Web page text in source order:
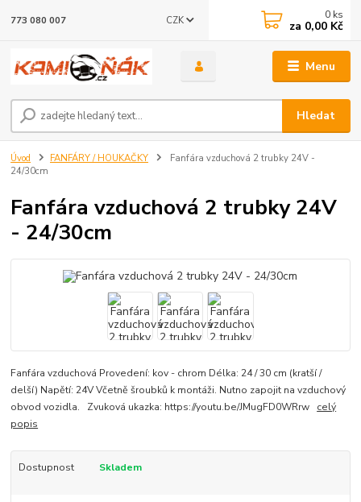
Menu
CZK
Hledat
773 080 007 0 ks
za 0,00 Kč
Úvod FANFÁRY / HOUKAČKY
Fanfára vzduchová 2 trubky 24V -
24/30cm
Fanfára vzduchová 2 trubky 24V
- 24/30cm
Fanfára vzduchová Provedení: kov - chrom Délka: 24 / 30 cm (kratší /
delší) Napětí: 24V Včetně šroubků k montáži. Nutno zapojit na vzduchový
obvod vozidla. Zvuková ukazka: https://youtu.be/JMugFD0WRrw celý
popis
Dostupnost Skladem